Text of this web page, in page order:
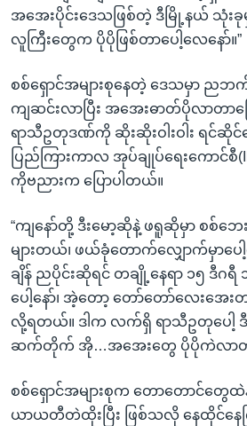
အအေးပိုင်းဒေသဖြစ်တဲ့ ဒီမြို့နယ် သုံး
လူကြီးတွေက ပိုပိုဖြစ်တာပေါ့လေနော်။”
စစ်ရှောင်အများစုနေတဲ့ ဒေသမှာ ည
ကျဆင်းလာပြီး အအေးဓာတ်ပိုလာတာ
ရာသီဥတုဒဏ်ကို ဆိုးဆိုးဝါးဝါး ရင်ဆို
ပြည်ကြားကာလ အုပ်ချုပ်ရေးကောင်စီ
ကိုဗညားက ပြောပါတယ်။
“ကျနော်တို့ ဒီးမော့ဆိုနဲ့ ဖရူဆိုမှာ စစ်ဘေ
များတယ်၊ ဖယ်ခုံတောက်လျှောက်မှာပေ
ချိန် ညပိုင်းဆိုရင် တချို့နေရာ ၁၅ ဒီဂ
ပေါ့နော်၊ အဲ့တော့ တော်တော်လေးအေ
လို့ရတယ်။ ဒါက လက်ရှိ ရာသီဥတုပေါ့
ဆက်တိုက် အို…အအေးတွေ ပိုပိုကဲလာတယ်
စစ်ရှောင်အများစုက တောတောင်တွေ
ယာယတီတဲထိုးပြီး ဖြစ်သလို နေထိုင်နေ